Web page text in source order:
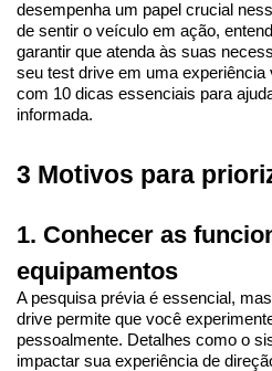
desempenha um papel crucial
de sentir o veículo em ação,
garantir que atenda às suas
seu test drive em uma
com 10 dicas essenciais para
informada.
3 Motivos para
1. Conhecer as
equipamentos
A pesquisa prévia é essencial,
drive permite que você
pessoalmente. Detalhes como o
impactar sua experiência de